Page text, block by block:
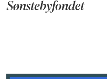
Sønstebyfondet